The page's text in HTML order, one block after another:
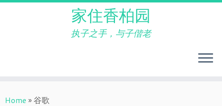
to
家住香柏园
执子之手，与子偕老
Home »谷歌